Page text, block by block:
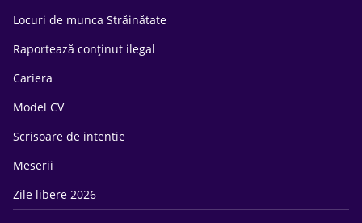
Locuri de munca Străinătate
Raportează conținut ilegal
Cariera
Model CV
Scrisoare de intentie
Meserii
Zile libere 2026